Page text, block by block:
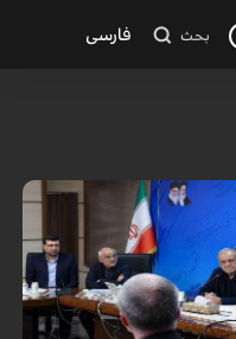
بحث فارسی